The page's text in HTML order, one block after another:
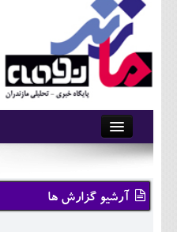
آرشیو
تماس با ما
وبلاگ
آرشیو گزارش ها